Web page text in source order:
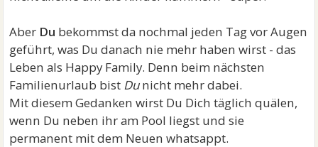
Aber Du bekommst da nochmal jeden Tag vor Augen
geführt, was Du danach nie mehr haben wirst - das
Leben als Happy Family. Denn beim nächsten
Familienurlaub bist Dunicht mehr dabei.
Mit diesem Gedanken wirst Du Dich täglich quälen,
wenn Du neben ihr am Pool liegst und sie
permanent mit dem Neuen whatsappt.